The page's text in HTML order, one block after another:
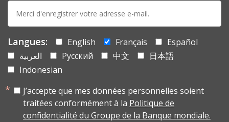
mail:
Langues: English Français
Español
العربية
Русский 中文
日本語
Indonesian
J’accepte que mes données personnelles soient
traitées conformément à la Politique de
confidentialité du Groupe de la Banque mondiale.